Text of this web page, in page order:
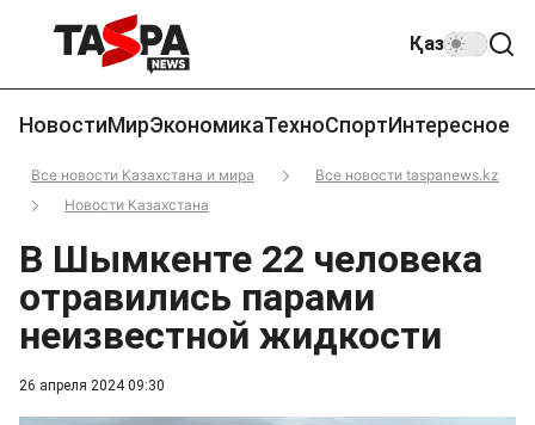
Қаз
НовостиМирЭкономикаТехноСпортИнтересное
Все новости Казахстана и мира
Все новости taspanews.kz
Новости Казахстана
26 апреля 2024 09:30
В Шымкенте 22 человека
отравились парами
неизвестной жидкости